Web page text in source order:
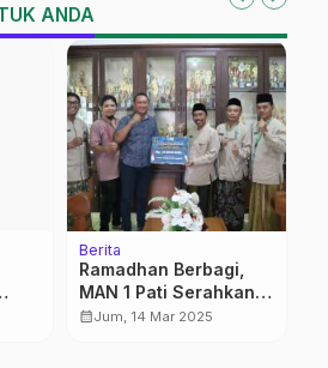
ANDA
Berita
Ramadhan Berbagi,
MAN 1 Pati Serahkan
Donasi Rp 15 juta
calendar_monthJum, 14 Mar 2025